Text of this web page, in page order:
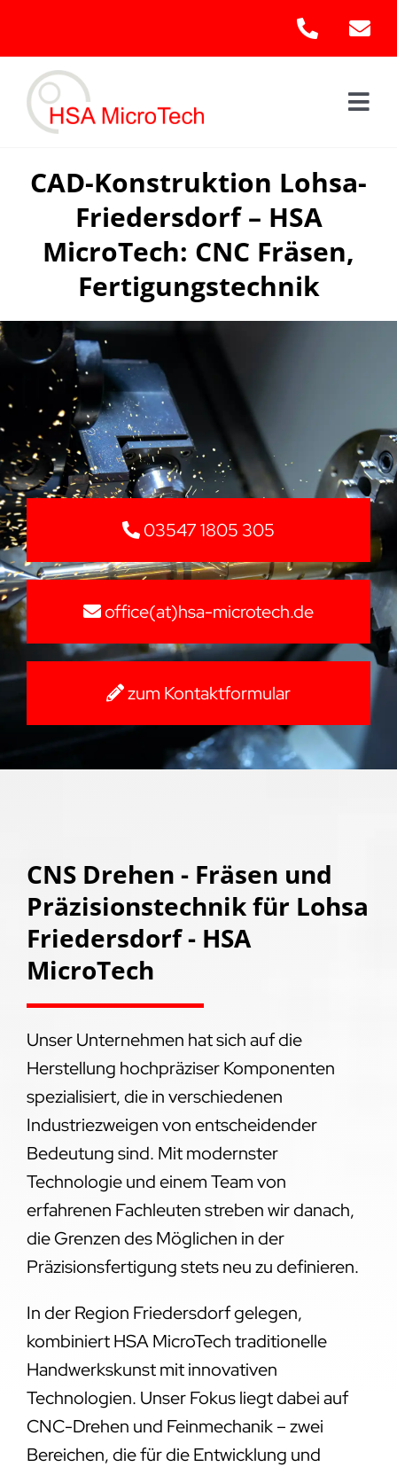
content
CAD-Konstruktion Lohsa-
Friedersdorf – HSA
MicroTech: CNC Fräsen,
Fertigungstechnik
03547 1805 305
office(at)hsa-microtech.de
zum Kontaktformular
CNS Drehen - Fräsen und
Präzisionstechnik für Lohsa
Friedersdorf - HSA
MicroTech
Unser Unternehmen hat sich auf die
Herstellung hochpräziser Komponenten
spezialisiert, die in verschiedenen
Industriezweigen von entscheidender
Bedeutung sind. Mit modernster
Technologie und einem Team von
erfahrenen Fachleuten streben wir danach,
die Grenzen des Möglichen in der
Präzisionsfertigung stets neu zu definieren.
In der Region Friedersdorf gelegen,
kombiniert HSA MicroTech traditionelle
Handwerkskunst mit innovativen
Technologien. Unser Fokus liegt dabei auf
CNC-Drehen und Feinmechanik – zwei
Bereichen, die für die Entwicklung und